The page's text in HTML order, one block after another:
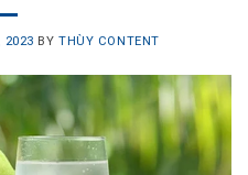
2023 BYTHÙY CONTENT